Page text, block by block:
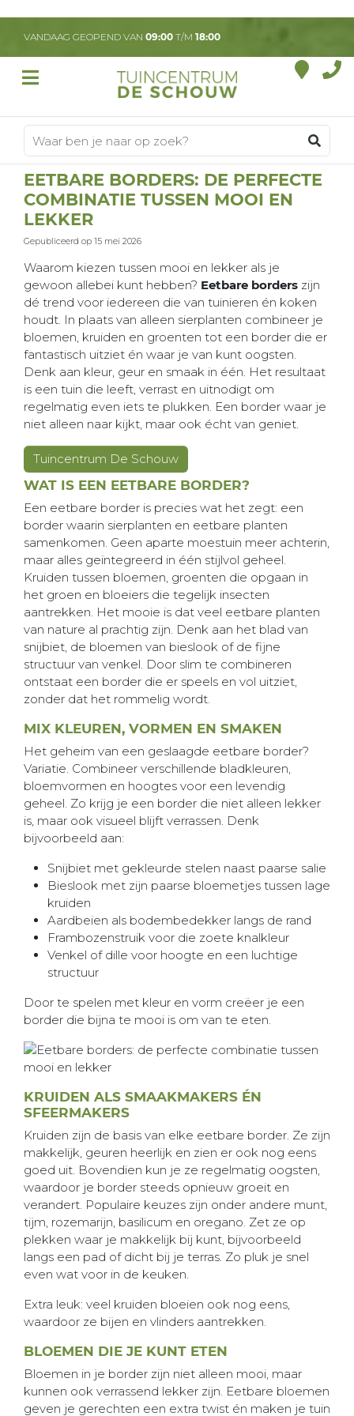
a
t
VANDAAG GEOPEND VAN 09:00 T/M 18:00
EETBARE BORDERS: DE PERFECTE
COMBINATIE TUSSEN MOOI EN
LEKKER
Gepubliceerd op 15 mei 2026
Waarom kiezen tussen mooi en lekker als je
gewoon allebei kunt hebben? Eetbare borders zijn
dé trend voor iedereen die van tuinieren én koken
houdt. In plaats van alleen sierplanten combineer je
bloemen, kruiden en groenten tot een border die er
fantastisch uitziet én waar je van kunt oogsten.
Denk aan kleur, geur en smaak in één. Het resultaat
is een tuin die leeft, verrast en uitnodigt om
regelmatig even iets te plukken. Een border waar je
niet alleen naar kijkt, maar ook écht van geniet.
Tuincentrum De Schouw
WAT IS EEN EETBARE BORDER?
Een eetbare border is precies wat het zegt: een
border waarin sierplanten en eetbare planten
samenkomen. Geen aparte moestuin meer achterin,
maar alles geïntegreerd in één stijlvol geheel.
Kruiden tussen bloemen, groenten die opgaan in
het groen en bloeiers die tegelijk insecten
aantrekken. Het mooie is dat veel eetbare planten
van nature al prachtig zijn. Denk aan het blad van
snijbiet, de bloemen van bieslook of de fijne
structuur van venkel. Door slim te combineren
ontstaat een border die er speels en vol uitziet,
zonder dat het rommelig wordt.
MIX KLEUREN, VORMEN EN SMAKEN
Het geheim van een geslaagde eetbare border?
Variatie. Combineer verschillende bladkleuren,
bloemvormen en hoogtes voor een levendig
geheel. Zo krijg je een border die niet alleen lekker
is, maar ook visueel blijft verrassen. Denk
bijvoorbeeld aan:
Snijbiet met gekleurde stelen naast paarse salie
Bieslook met zijn paarse bloemetjes tussen lage
kruiden
Aardbeien als bodembedekker langs de rand
Frambozenstruik voor die zoete knalkleur
Venkel of dille voor hoogte en een luchtige
structuur
Door te spelen met kleur en vorm creëer je een
border die bijna te mooi is om van te eten.
KRUIDEN ALS SMAAKMAKERS ÉN
SFEERMAKERS
Kruiden zijn de basis van elke eetbare border. Ze zijn
makkelijk, geuren heerlijk en zien er ook nog eens
goed uit. Bovendien kun je ze regelmatig oogsten,
waardoor je border steeds opnieuw groeit en
verandert. Populaire keuzes zijn onder andere munt,
tijm, rozemarijn, basilicum en oregano. Zet ze op
plekken waar je makkelijk bij kunt, bijvoorbeeld
langs een pad of dicht bij je terras. Zo pluk je snel
even wat voor in de keuken.
Extra leuk: veel kruiden bloeien ook nog eens,
waardoor ze bijen en vlinders aantrekken.
BLOEMEN DIE JE KUNT ETEN
Bloemen in je border zijn niet alleen mooi, maar
kunnen ook verrassend lekker zijn. Eetbare bloemen
geven je gerechten een extra twist én maken je tuin